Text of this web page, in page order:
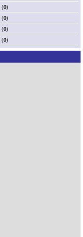
(0)
(0)
(0)
(0)